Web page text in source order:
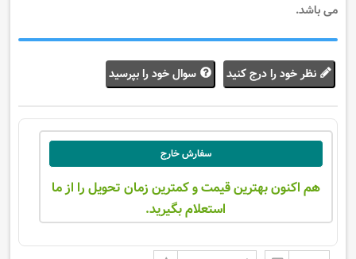
می باشد.
نظر خود را درج کنید سوال خود را بپرسید
سفارش خارج
هم اکنون بهترین قیمت و کمترین زمان تحویل را از ما
استعلام بگیرید.